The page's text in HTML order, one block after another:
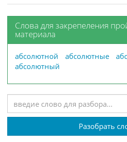
Слова для закрепеления
материала
абсолютной абсолютные
абсолютный
Разобрать